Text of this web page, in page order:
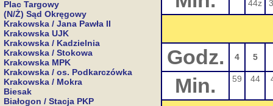
Plac Targowy
(N/Ż) Sąd Okręgowy
Krakowska / Jana Pawła II
Krakowska UJK
Krakowska / Kadzielnia
Krakowska / Stokowa
Krakowska MPK
Krakowska / os. Podkarczówka
Krakowska / Mokra
Biesak
Białogon / Stacja PKP
44z
Godz. 4 5
Min. 59 44